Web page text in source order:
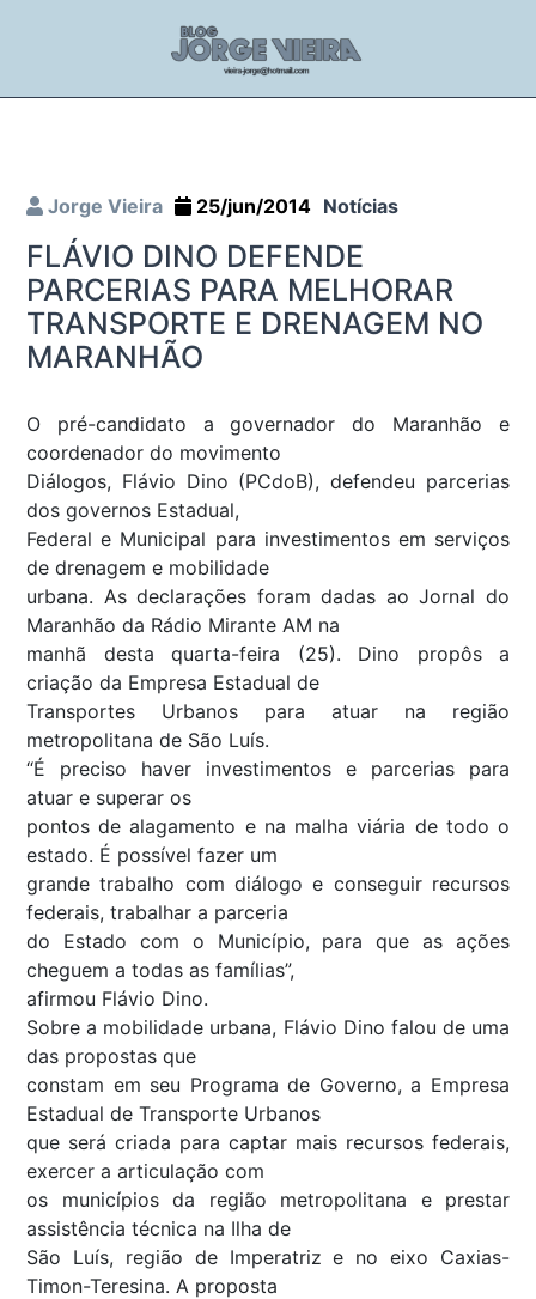
Jorge Vieira 25/jun/2014 Notícias
FLÁVIO DINO DEFENDE
PARCERIAS PARA MELHORAR
TRANSPORTE E DRENAGEM NO
MARANHÃO
O pré-candidato a governador do Maranhão e
coordenador do movimento
Diálogos, Flávio Dino (PCdoB), defendeu parcerias
dos governos Estadual,
Federal e Municipal para investimentos em serviços
de drenagem e mobilidade
urbana. As declarações foram dadas ao Jornal do
Maranhão da Rádio Mirante AM na
manhã desta quarta-feira (25). Dino propôs a
criação da Empresa Estadual de
Transportes Urbanos para atuar na região
metropolitana de São Luís.
“É preciso haver investimentos e parcerias para
atuar e superar os
pontos de alagamento e na malha viária de todo o
estado. É possível fazer um
grande trabalho com diálogo e conseguir recursos
federais, trabalhar a parceria
do Estado com o Município, para que as ações
cheguem a todas as famílias”,
afirmou Flávio Dino.
Sobre a mobilidade urbana, Flávio Dino falou de uma
das propostas que
constam em seu Programa de Governo, a Empresa
Estadual de Transporte Urbanos
que será criada para captar mais recursos federais,
exercer a articulação com
os municípios da região metropolitana e prestar
assistência técnica na Ilha de
São Luís, região de Imperatriz e no eixo Caxias-
Timon-Teresina. A proposta